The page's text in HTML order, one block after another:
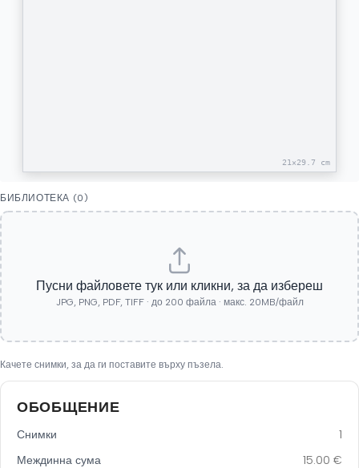
21 ×29.7 cm
БИБЛИОТЕКА (0 )
Пусни файловете тук или кликни, за да избереш
JPG, PNG, PDF, TIFF · до 200 файла · макс. 20MB/файл
Качете снимки, за да ги поставите върху пъзела.
ОБОБЩЕНИЕ
Снимки
1
Междинна сума
15.00 €